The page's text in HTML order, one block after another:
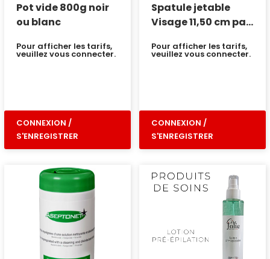
Pot vide 800g noir
ou blanc
Pour afficher les tarifs,
veuillez vous connecter.
CONNEXION /
S'ENREGISTRER
Spatule jetable
Visage 11,50 cm par
Pour afficher les tarifs,
veuillez vous connecter.
CONNEXION /
S'ENREGISTRER